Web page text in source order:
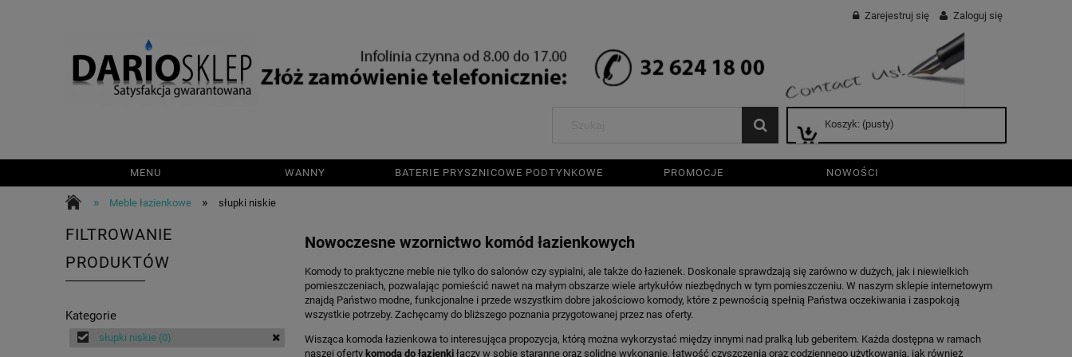
Zarejestruj się Zaloguj się
Koszyk: (pusty)
MENU WANNY BATERIE PRYSZNICOWE PODTYNKOWE PROMOCJE NOWOŚCI
» Meble łazienkowe » słupki niskie
FILTROWANIE
PRODUKTÓW
Kategorie
słupki niskie (0)
Nowoczesne wzornictwo komód łazienkowych
Komody to praktyczne meble nie tylko do salonów czy sypialni, ale także do łazienek. Doskonale sprawdzają się zarówno w dużych, jak i niewielkich
pomieszczeniach, pozwalając pomieścić nawet na małym obszarze wiele artykułów niezbędnych w tym pomieszczeniu. W naszym sklepie internetowym
znajdą Państwo modne, funkcjonalne i przede wszystkim dobre jakościowo komody, które z pewnością spełnią Państwa oczekiwania i zaspokoją
wszystkie potrzeby. Zachęcamy do bliższego poznania przygotowanej przez nas oferty.
Wisząca komoda łazienkowa to interesująca propozycja, którą można wykorzystać między innymi nad pralką lub geberitem. Każda dostępna w ramach
naszej oferty komoda do łazienki łączy w sobie staranne oraz solidne wykonanie, łatwość czyszczenia oraz codziennego użytkowania, jak również